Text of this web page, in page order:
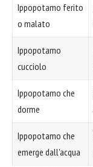
Ippopotamo ferito
o malato
Ippopotamo
cucciolo
Ippopotamo che
dorme
Ippopotamo che
emerge dall'acqua